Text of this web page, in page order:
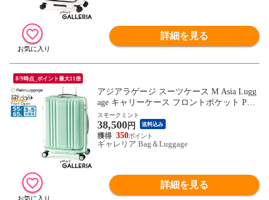
詳細を見る
8/9時点_ポイント最大11倍
アジアラゲージ スーツケース M Asia Lugg
age キャリーケース フロントポケット PC
軽量 55L 65L 3泊 4泊 5泊 拡張 ストッパー
静音 ポリカーボネート TS デカかるEdge F
ront Open ALI-077-22FW
スモークミント
38,500円 送料込み
350
ギャレリア Bag＆Luggage
詳細を見る